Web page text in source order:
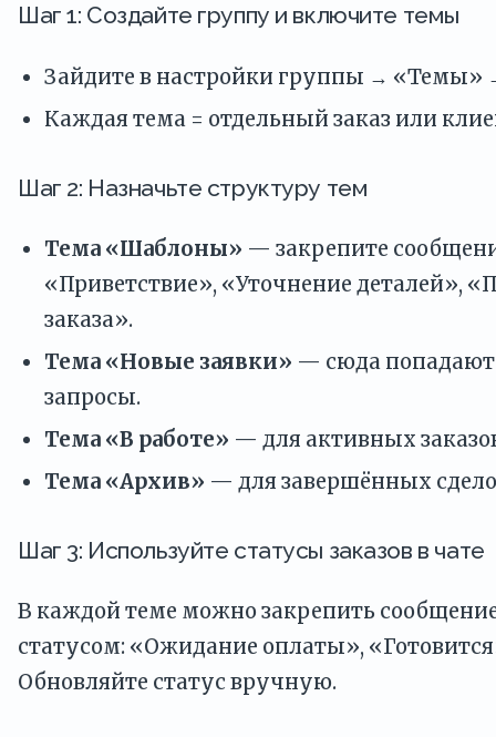
Шаг 1: Создайте группу и включите темы
Зайдите в настройки группы → «Темы»
Каждая тема = отдельный заказ или
Шаг 2: Назначьте структуру тем
Тема «Шаблоны» — закрепите
«Приветствие», «Уточнение деталей»,
заказа».
Тема «Новые заявки» — сюда попадают
запросы.
Тема «В работе» — для активных
Тема «Архив» — для завершённых
Шаг 3: Используйте статусы заказов в чате
В каждой теме можно закрепить
статусом: «Ожидание оплаты»,
Обновляйте статус вручную.